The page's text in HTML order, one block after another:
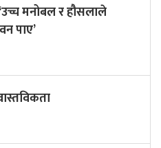
मनोबल र हौसलाले
पाए’